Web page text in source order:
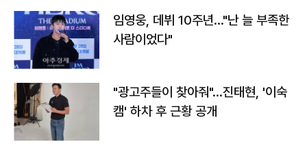
임영웅, 데뷔 10주년…"난 늘 부족한
사람이었다"
"광고주들이 찾아줘"…진태현, '이숙
캠' 하차 후 근황 공개